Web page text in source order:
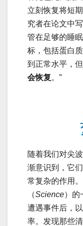
立刻恢复将短
究者在论文中
管在足够的睡
标，包括蛋白
到正常水平，但
会恢复。”
随着我们对尖
渐意识到，它
常复杂的作用
（Science）的
遭遇事件后，
率。发现那些